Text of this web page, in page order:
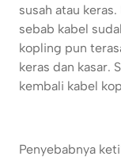
susah atau
sebab kabel
kopling pun
keras dan kasar.
kembali kabel
Penyebabnya